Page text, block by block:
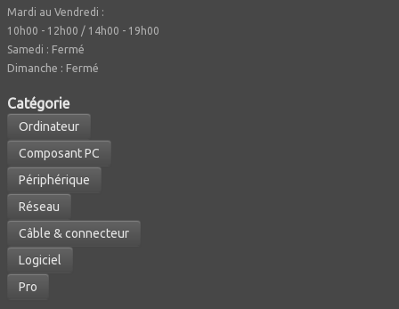
Mardi au Vendredi :
10h00 - 12h00 / 14h00 - 19h00
Samedi : Fermé
Dimanche : Fermé
Catégorie
Ordinateur
Composant PC
Périphérique
Réseau
Câble & connecteur
Logiciel
Pro